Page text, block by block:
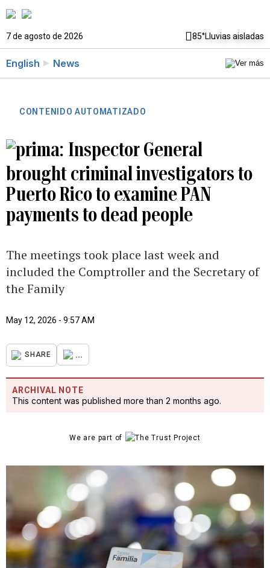
7 de agosto de 2026 85°Lluvias aisladas
English News
CONTENIDO AUTOMATIZADO
Inspector General
brought criminal investigators to
Puerto Rico to examine PAN
payments to dead people
The meetings took place last week and
included the Comptroller and the Secretary of
the Family
May 12, 2026 - 9:57 AM
SHARE ...
ARCHIVAL NOTE
This content was published more than 2 months ago.
We are part of